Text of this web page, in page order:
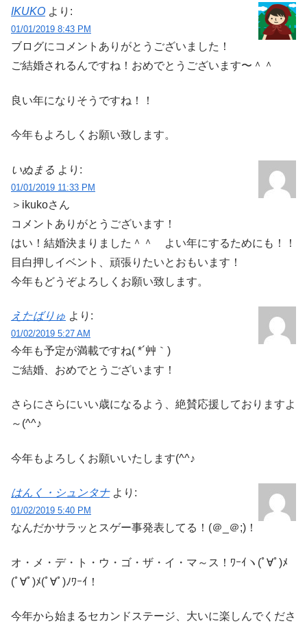
IKUKO より:
01/01/2019 8:43 PM
ブログにコメントありがとうございました！
ご結婚されるんですね！おめでとうございます〜＾＾
良い年になりそうですね！！
今年もよろしくお願い致します。
いぬまる より:
01/01/2019 11:33 PM
＞ikukoさん
コメントありがとうございます！
はい！結婚決まりました＾＾ よい年にするためにも！！
目白押しイベント、頑張りたいとおもいます！
今年もどうぞよろしくお願い致します。
えたばりゅ より:
01/02/2019 5:27 AM
今年も予定が満載ですね( *´艸｀)
ご結婚、おめでとうございます！
さらにさらにいい歳になるよう、絶賛応援しておりますよ
～(^^♪
今年もよろしくお願いいたします(^^♪
はんく・シュンタナ より:
01/02/2019 5:40 PM
なんだかサラッとスゲー事発表してる！(＠_＠;)！
オ・メ・デ・ト・ウ・ゴ・ザ・イ・マ～ス！ﾜｰｲヽ(ﾟ∀ﾟ)ﾒ
(ﾟ∀ﾟ)ﾒ(ﾟ∀ﾟ)ﾉﾜｰｲ！
今年から始まるセカンドステージ、大いに楽しんでくださ